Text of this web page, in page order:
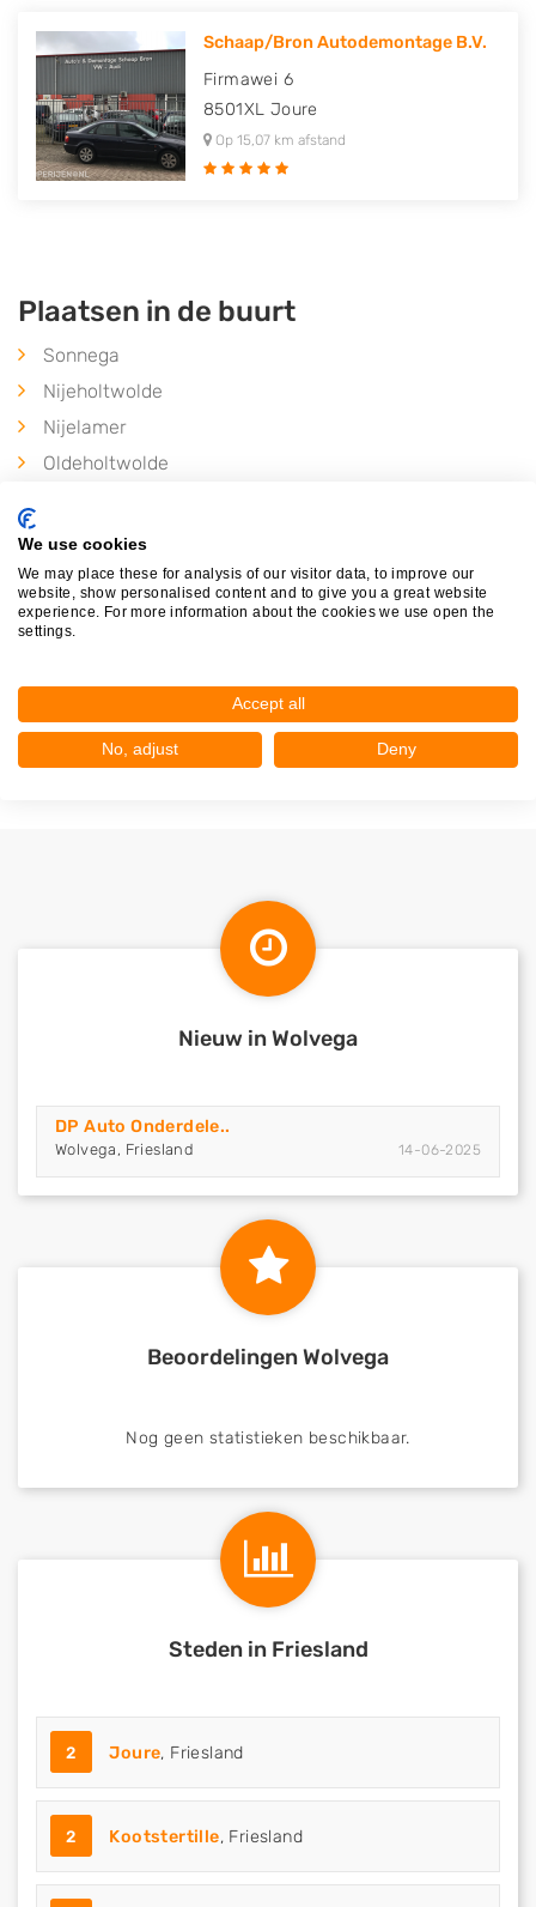
Schaap/Bron Autodemontage B.V.
Firmawei 6
8501XL Joure
Op 15,07 km afstand
Plaatsen in de buurt
Sonnega
Nijeholtwolde
Nijelamer
Oldeholtwolde
Oldeholtpade
Ter Idzard
Oldelamer
Peperga
Steggerda
Nieuw in Wolvega
DP Auto Onderdele..
Wolvega, Friesland 14-06-2025
Beoordelingen Wolvega
Nog geen statistieken beschikbaar.
Steden in Friesland
2 Joure, Friesland
2 Kootstertille, Friesland
We use cookies
We may place these for analysis of our visitor data, to improve our
website, show personalised content and to give you a great website
experience. For more information about the cookies we use open the
settings.
Accept all
No, adjust Deny